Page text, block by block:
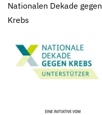
Nationalen Dekade gegen
Krebs